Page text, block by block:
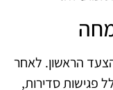
הראשון. לאחר
פגישות סדירות,